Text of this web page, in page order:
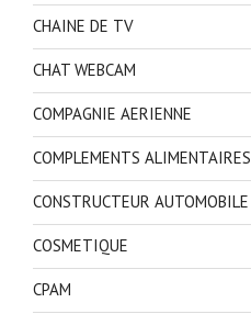
CHAINE DE TV
CHAT WEBCAM
COMPAGNIE AERIENNE
COMPLEMENTS ALIMENTAIRES
CONSTRUCTEUR AUTOMOBILE
COSMETIQUE
CPAM